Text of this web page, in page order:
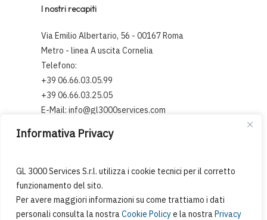
Informativa Privacy
GL 3000 Services S.r.l. utilizza i cookie tecnici per il corretto
funzionamento del sito.
Per avere maggiori informazioni su come trattiamo i dati
personali consulta la nostraCookie Policye la nostraPrivacy
I nostri recapiti
Via Emilio Albertario, 56 - 00167 Roma
Metro - linea A uscita Cornelia
Telefono:
+39 06.66.03.05.99
+39 06.66.03.25.05
E-Mail: info@gl3000services.com
Privacy Policy|Cookie Policy